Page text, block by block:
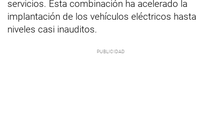
servicios. Esta combinación ha acelerado la
implantación de los vehículos eléctricos hasta
niveles casi inauditos.